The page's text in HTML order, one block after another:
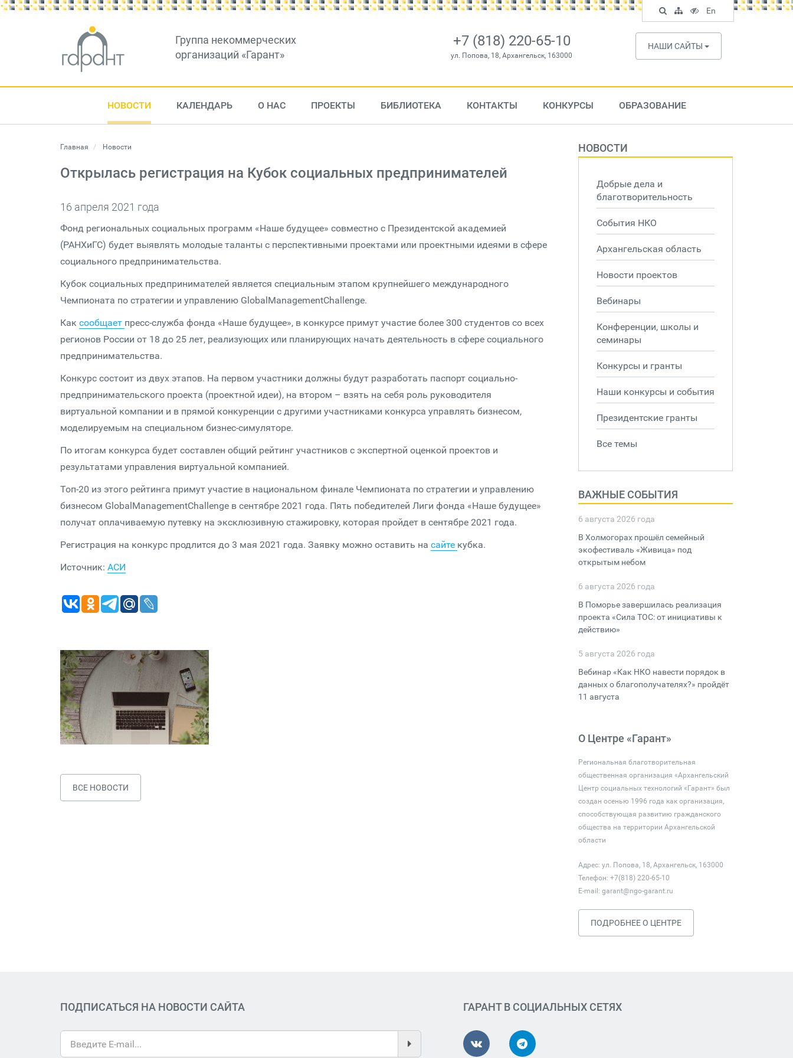
Группа некоммерческих
организаций «Гарант»
+7 (818) 220-65-10
ул. Попова, 18, Архангельск, 163000
НАШИ САЙТЫ
НОВОСТИ КАЛЕНДАРЬ О НАС ПРОЕКТЫ БИБЛИОТЕКА КОНТАКТЫ КОНКУРСЫ ОБРАЗОВАНИЕ
Главная Новости
Открылась регистрация на Кубок социальных предпринимателей
16 апреля 2021 года
Фонд региональных социальных программ «Наше будущее» совместно с Президентской академией
(РАНХиГС) будет выявлять молодые таланты с перспективными проектами или проектными идеями в сфере
социального предпринимательства.
Кубок социальных предпринимателей является специальным этапом крупнейшего международного
Чемпионата по стратегии и управлению GlobalManagementChallenge.
Как сообщает пресс-служба фонда «Наше будущее», в конкурсе примут участие более 300 студентов со всех
регионов России от 18 до 25 лет, реализующих или планирующих начать деятельность в сфере социального
предпринимательства.
Конкурс состоит из двух этапов. На первом участники должны будут разработать паспорт социально-
предпринимательского проекта (проектной идеи), на втором – взять на себя роль руководителя
виртуальной компании и в прямой конкуренции с другими участниками конкурса управлять бизнесом,
моделируемым на специальном бизнес-симуляторе.
По итогам конкурса будет составлен общий рейтинг участников с экспертной оценкой проектов и
результатами управления виртуальной компанией.
Топ-20 из этого рейтинга примут участие в национальном финале Чемпионата по стратегии и управлению
бизнесом GlobalManagementChallenge в сентябре 2021 года. Пять победителей Лиги фонда «Наше будущее»
получат оплачиваемую путевку на эксклюзивную стажировку, которая пройдет в сентябре 2021 года.
Регистрация на конкурс продлится до 3 мая 2021 года. Заявку можно оставить на сайте кубка.
Источник: АСИ
ВСЕ НОВОСТИ
НОВОСТИ
Добрые дела и
благотворительность
События НКО
Архангельская область
Новости проектов
Вебинары
Конференции, школы и
семинары
Конкурсы и гранты
Наши конкурсы и события
Президентские гранты
Все темы
ВАЖНЫЕ СОБЫТИЯ
6 августа 2026 года
В Холмогорах прошёл семейный
экофестиваль «Живица» под
открытым небом
6 августа 2026 года
В Поморье завершилась реализация
проекта «Сила ТОС: от инициативы к
действию»
5 августа 2026 года
Вебинар «Как НКО навести порядок в
данных о благополучателях?» пройдёт
11 августа
О Центре «Гарант»
Региональная благотворительная
общественная организация «Архангельский
Центр социальных технологий «Гарант» был
создан осенью 1996 года как организация,
способствующая развитию гражданского
общества на территории Архангельской
области
Адрес: ул. Попова, 18, Архангельск, 163000
Телефон: +7(818) 220-65-10
E-mail: garant@ngo-garant.ru
ПОДРОБНЕЕ О ЦЕНТРЕ
ПОДПИСАТЬСЯ НА НОВОСТИ САЙТА ГАРАНТ В СОЦИАЛЬНЫХ СЕТЯХ
Поиск
по
сайту
Карта
сайта
Версия
для
слабовидящих
En
English